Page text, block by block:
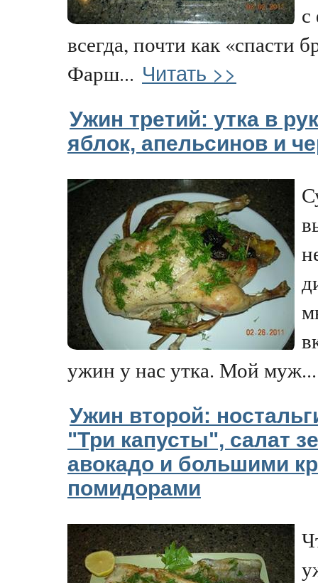
всегда, почти как «спасти
Фарш... Читать >>
Ужин третий: утка в
яблок, апельсинов и
ужин у нас утка. Мой муж...
Ужин второй:
"Три капусты", салат
авокадо и большими
помидорами